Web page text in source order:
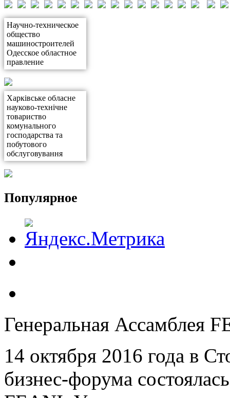
Научно-техническое
общество
машиностроителей
Одесское областное
правление
Харківське обласне
науково-технічне
товариство
комунального
господарства та
побутового
обслуговування
Популярное
Генеральная Ассамблея
14 октября 2016 года в
бизнес-форума